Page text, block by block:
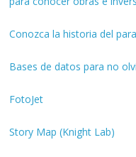
Conozca la historia del
Bases de datos para no
FotoJet
Story Map (Knight Lab)